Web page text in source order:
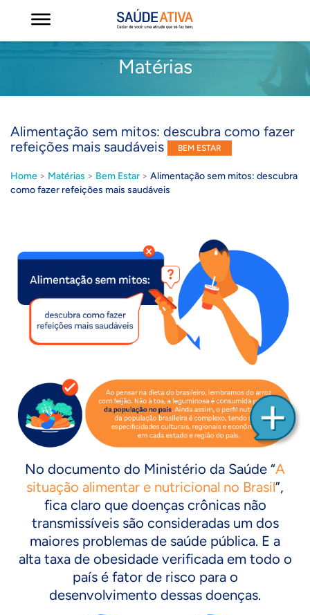
Matérias
Alimentação sem mitos: descubra como fazer
refeições mais saudáveis
BEM ESTAR
Home > Matérias > Bem Estar > Alimentação sem mitos: descubra
como fazer refeições mais saudáveis
No documento do Ministério da Saúde “A
situação alimentar e nutricional no Brasil”,
fica claro que doenças crônicas não
transmissíveis são consideradas um dos
maiores problemas de saúde pública. E a
alta taxa de obesidade verificada em todo o
país é fator de risco para o
desenvolvimento dessas doenças.